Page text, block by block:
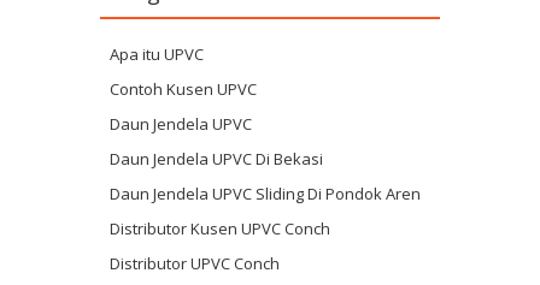
Apa itu UPVC
Contoh Kusen UPVC
Daun Jendela UPVC
Daun Jendela UPVC Di Bekasi
Daun Jendela UPVC Sliding Di Pondok Aren
Distributor Kusen UPVC Conch
Distributor UPVC Conch